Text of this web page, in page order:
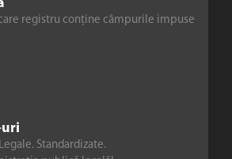
registru conține câmpurile impuse
uri
Standardizate.